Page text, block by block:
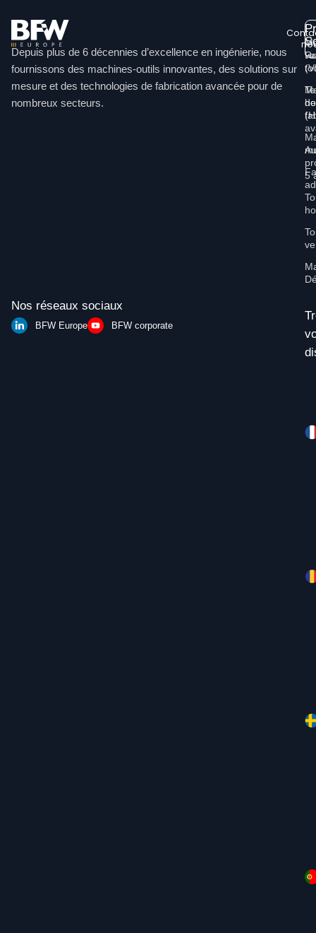
Depuis plus de 6 décennies d’excellence en ingénierie, nous
fournissons des machines-outils innovantes, des solutions sur
mesure et des technologies de fabrication avancée pour de
nombreux secteurs.
5
de
Nos réseaux sociaux
BFW Europe BFW corporate